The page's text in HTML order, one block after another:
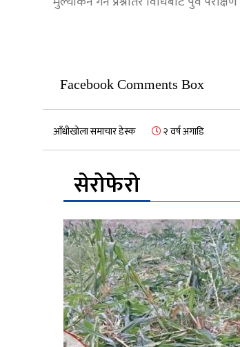
Facebook Comments Box
आँधीखोला समाचार डेस्क २ वर्ष अगाडि
सेरोफेरो